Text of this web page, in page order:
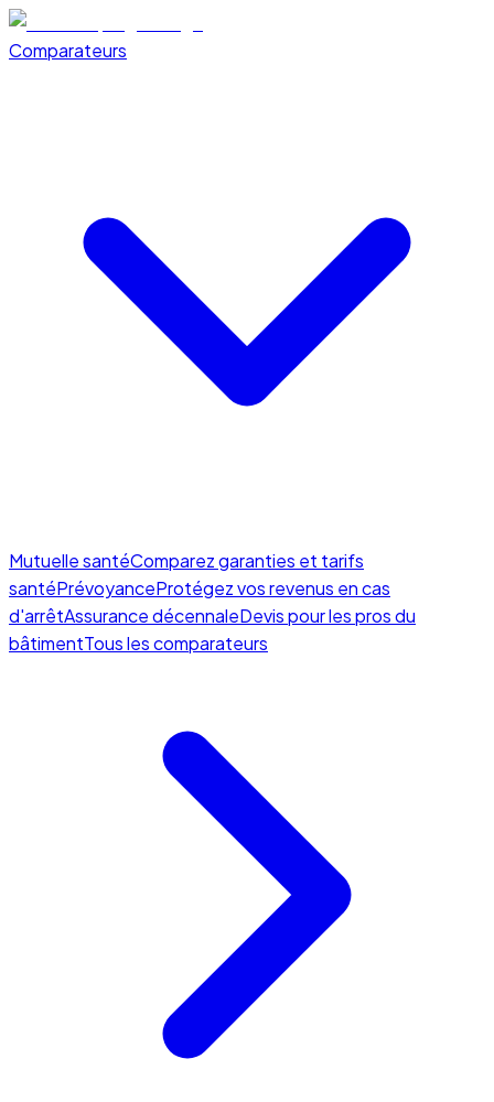
Comparateurs
Mutuelle santéComparez garanties et tarifs
santéPrévoyanceProtégez vos revenus en cas
d'arrêtAssurance décennaleDevis pour les pros du
bâtimentTous les comparateurs